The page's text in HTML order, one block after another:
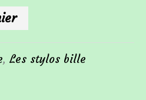
, Les stylos bille